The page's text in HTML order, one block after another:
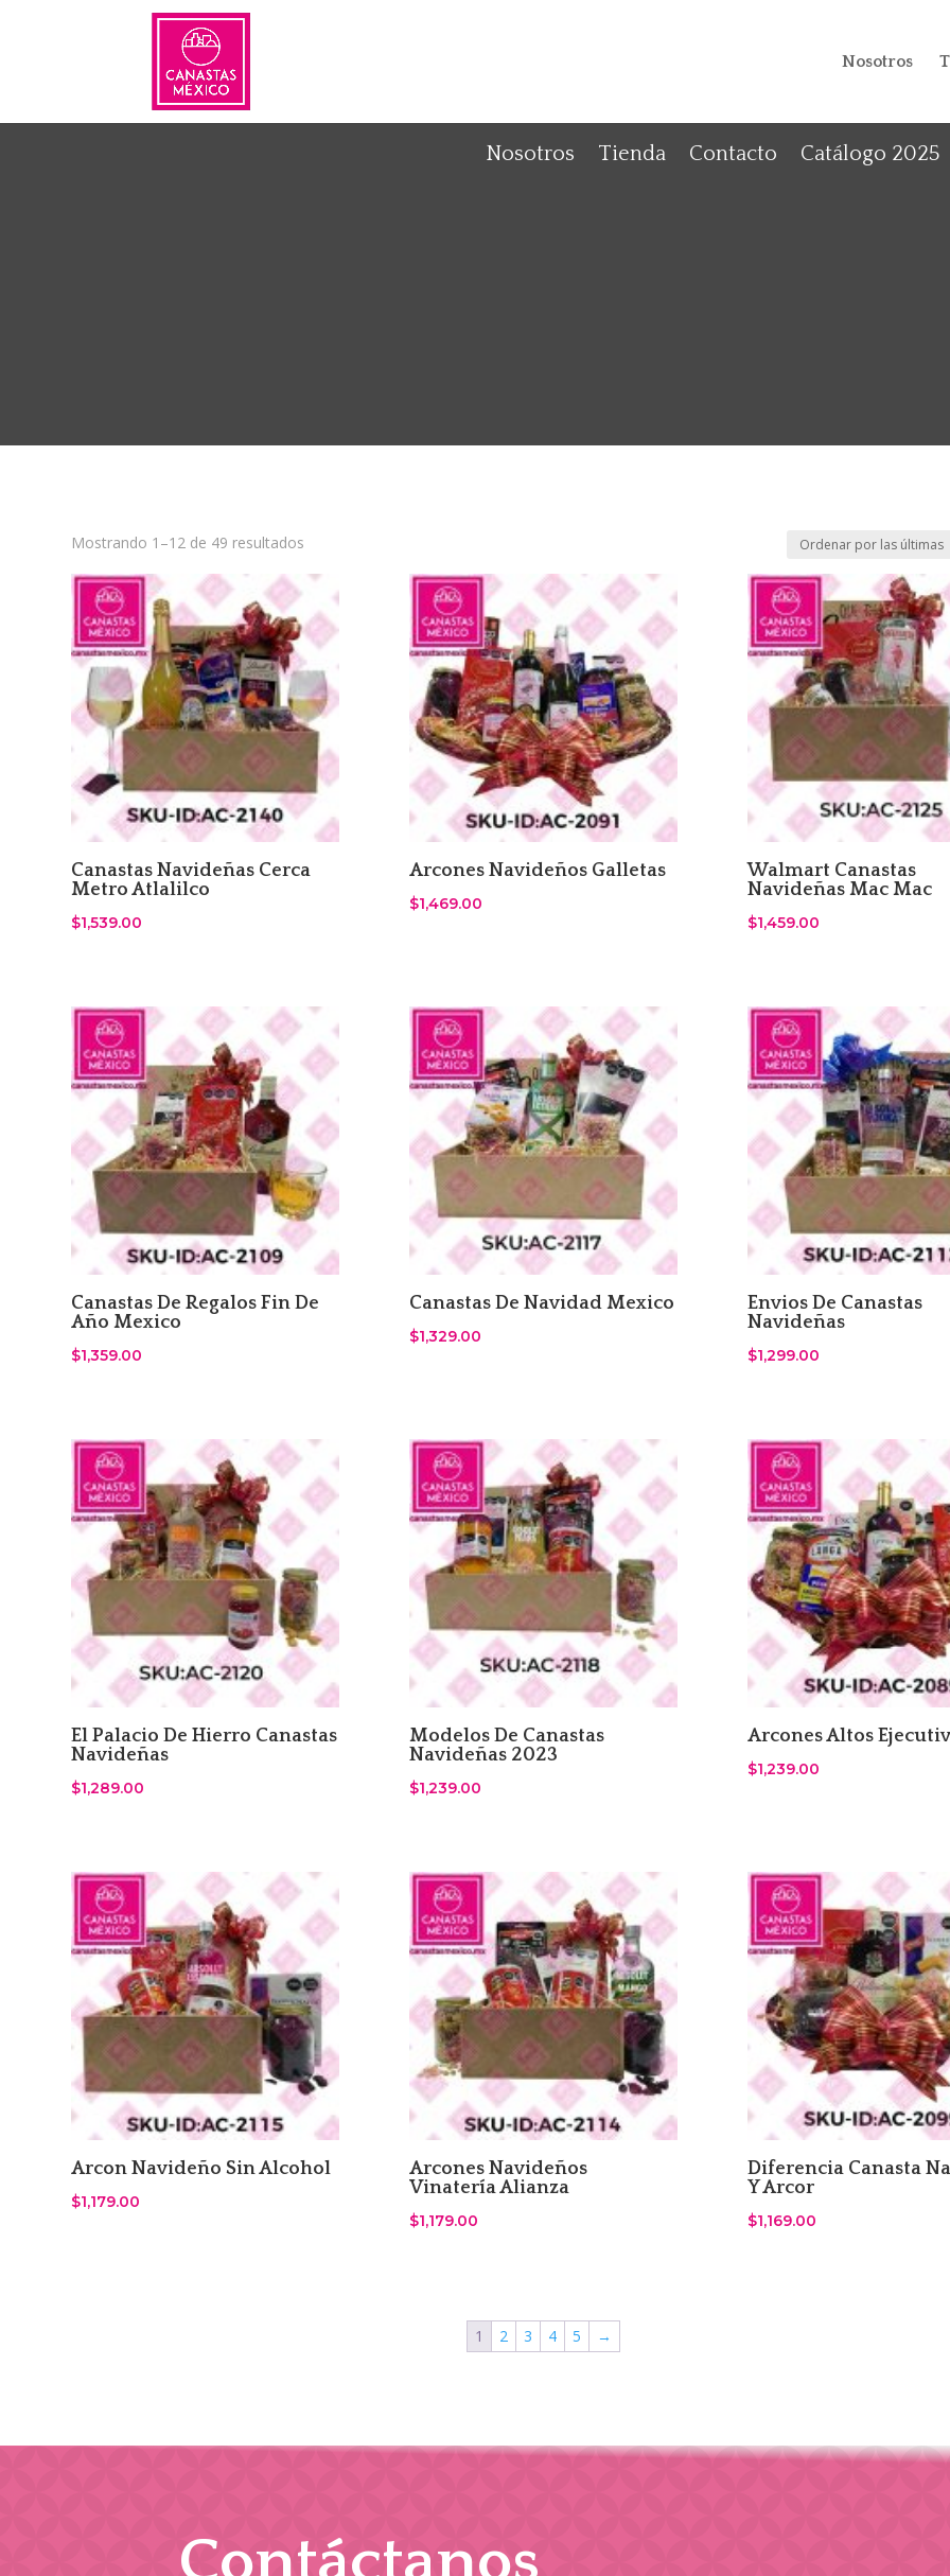
Nosotros
Nosotros Tienda Contacto Catálogo 2025
Mostrando 1–12 de 49 resultados
latest
Canastas Navideñas Cerca
Metro Atlalilco
$1,539.00
Arcones Navideños Galletas
$1,469.00
Walmart Canastas
Navideñas Mac Mac
$1,459.00
Canastas De Regalos Fin De
Año Mexico
$1,359.00
Canastas De Navidad Mexico
$1,329.00
Envios De Canastas
Navideñas
$1,299.00
El Palacio De Hierro Canastas
Navideñas
$1,289.00
Modelos De Canastas
Navideñas 2023
$1,239.00
Arcones Altos
$1,239.00
Arcon Navideño Sin Alcohol
$1,179.00
Arcones Navideños
Vinatería Alianza
$1,179.00
Diferencia Canasta
Y Arcor
$1,169.00
1 2 3 4 5 →